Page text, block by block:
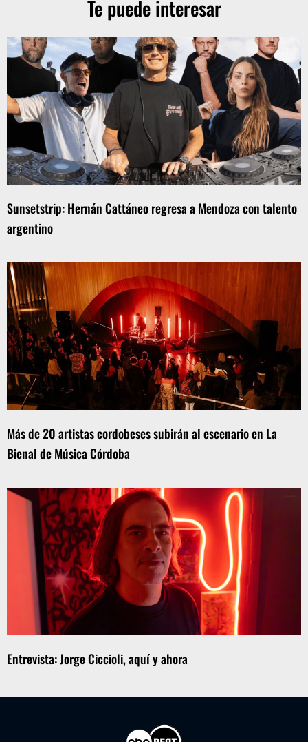
Te puede interesar
Sunsetstrip: Hernán Cattáneo regresa a Mendoza con talento
argentino
Más de 20 artistas cordobeses subirán al escenario en La
Bienal de Música Córdoba
Entrevista: Jorge Ciccioli, aquí y ahora